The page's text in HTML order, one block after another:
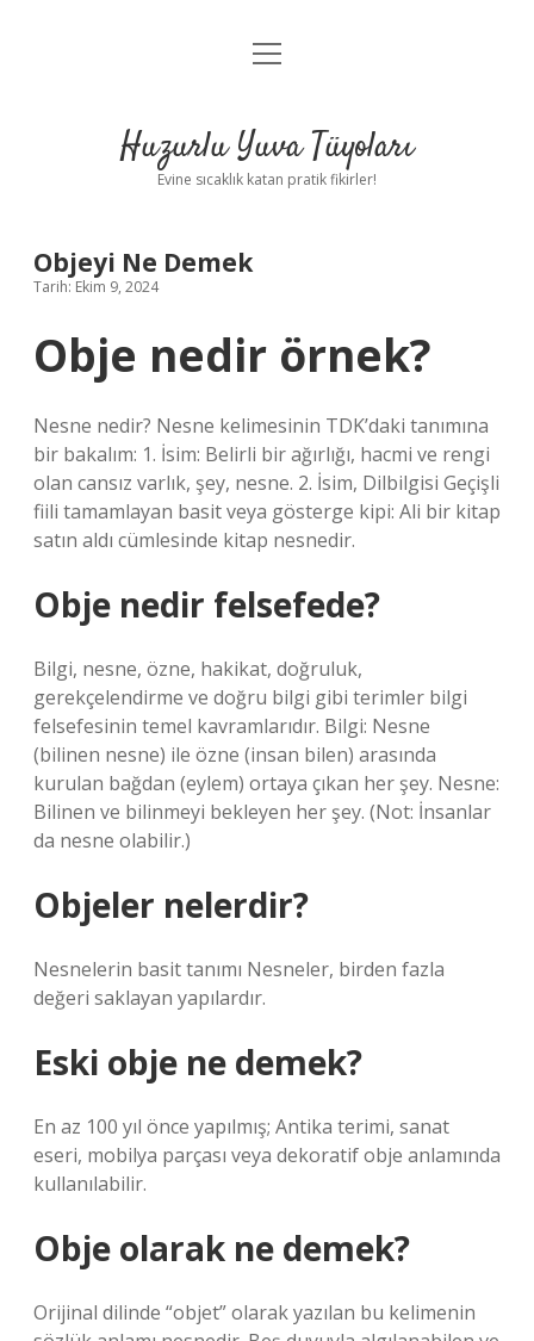
Anasayfa
Yasal Uyarı
menüyü
Huzurlu Yuva Tüyoları
Evine sıcaklık katan pratik fikirler!
Objeyi Ne Demek
Tarih: Ekim 9, 2024
Obje nedir örnek?
Nesne nedir? Nesne kelimesinin TDK’daki tanımına
bir bakalım: 1. İsim: Belirli bir ağırlığı, hacmi ve rengi
olan cansız varlık, şey, nesne. 2. İsim, Dilbilgisi Geçişli
fiili tamamlayan basit veya gösterge kipi: Ali bir kitap
satın aldı cümlesinde kitap nesnedir.
Obje nedir felsefede?
Bilgi, nesne, özne, hakikat, doğruluk,
gerekçelendirme ve doğru bilgi gibi terimler bilgi
felsefesinin temel kavramlarıdır. Bilgi: Nesne
(bilinen nesne) ile özne (insan bilen) arasında
kurulan bağdan (eylem) ortaya çıkan her şey. Nesne:
Bilinen ve bilinmeyi bekleyen her şey. (Not: İnsanlar
da nesne olabilir.)
Objeler nelerdir?
Nesnelerin basit tanımı Nesneler, birden fazla
değeri saklayan yapılardır.
Eski obje ne demek?
En az 100 yıl önce yapılmış; Antika terimi, sanat
eseri, mobilya parçası veya dekoratif obje anlamında
kullanılabilir.
Obje olarak ne demek?
Orijinal dilinde “objet” olarak yazılan bu kelimenin